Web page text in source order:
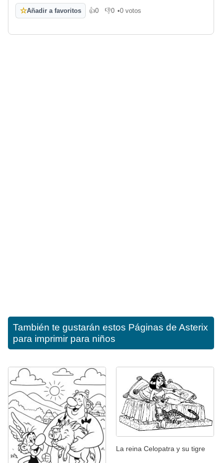
☆Añadir a favoritos 👍0
Me gusta
👎0
No me gusta
•0 votos
También te gustarán estos Páginas de Asterix
para imprimir para niños
La reina Celopatra y su tigre